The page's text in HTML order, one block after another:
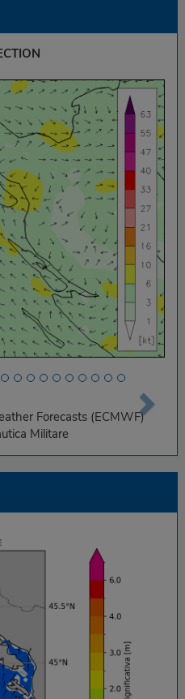
Forecasts (ECMWF)
Militare